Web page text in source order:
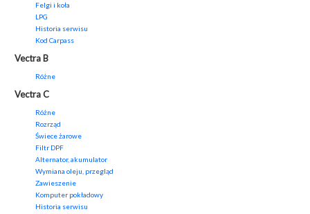
Felgi i koła
LPG
Historia serwisu
Kod Carpass
Vectra B
Różne
Vectra C
Różne
Rozrząd
Świece żarowe
Filtr DPF
Alternator, akumulator
Wymiana oleju, przegląd
Zawieszenie
Komputer pokładowy
Historia serwisu